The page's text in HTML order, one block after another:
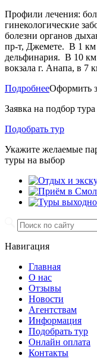
Профили лечения:
гинекологические
болезни органов
пр-т, Джемете. В 1 км
дельфинария. В 10 км
вокзала г. Анапа, в 7
ПодробнееОформить
Заявка на подбор тура
Подобрать тур
Укажите желаемые
туры на выбор
Навигация
Главная
О нас
Отзывы
Новости
Агентствам
Информация
Подобрать тур
Онлайн оплата
Контакты